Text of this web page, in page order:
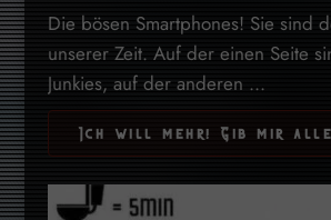
Die bösen Smartphones! Sie sind
unserer Zeit. Auf der einen Seite
Junkies, auf der anderen ...
Ich will mehr! Gib mir